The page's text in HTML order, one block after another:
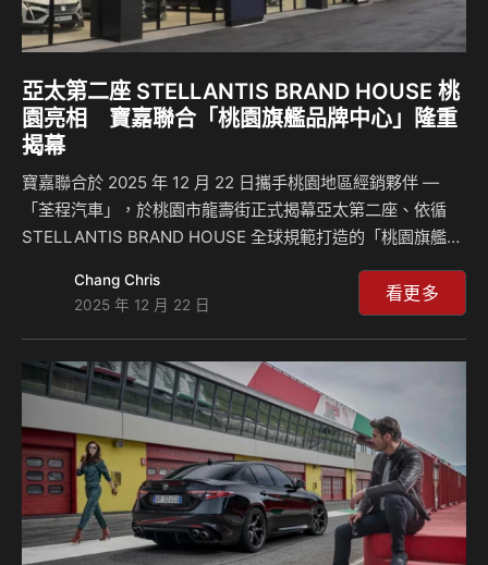
亞太第二座 STELLANTIS BRAND HOUSE 桃
園亮相 寶嘉聯合「桃園旗艦品牌中心」隆重
揭幕
寶嘉聯合於 2025 年 12 月 22 日攜手桃園地區經銷夥伴 —
「荃程汽車」，於桃園市龍壽街正式揭幕亞太第二座、依循
STELLANTIS BRAND HOUSE 全球規範打造的「桃園旗艦品
強勢重返桃園市場，更正式宣告大桃園地區的整體通路版圖全
面到位。 以「桃園旗艦品牌中心」為核心樞紐，荃程汽車串
聯桃園授權服務廠、新北林口展示中心暨授權服務廠，以及試
營運中的楊梅展示中心暨授權服務廠，將建構大桃園區全方位
服務網絡，涵蓋賞車、試乘與售後服務的完整網絡，為大桃園
生活圈消費者提供更便捷、無縫銜接的全方位品牌體驗。 藉
由「桃園旗艦品牌中心」正式…
Chang Chris
2025 年 12 月 22 日
看更多